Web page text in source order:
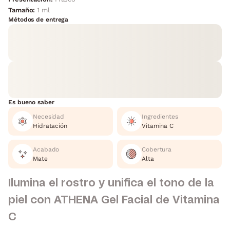
Tamaño:1 ml
Métodos de entrega
Es bueno saber
Necesidad
Hidratación
Ingredientes
Vitamina C
Acabado
Mate
Cobertura
Alta
Ilumina el rostro y unifica el tono de la
piel con ATHENA Gel Facial de Vitamina
C